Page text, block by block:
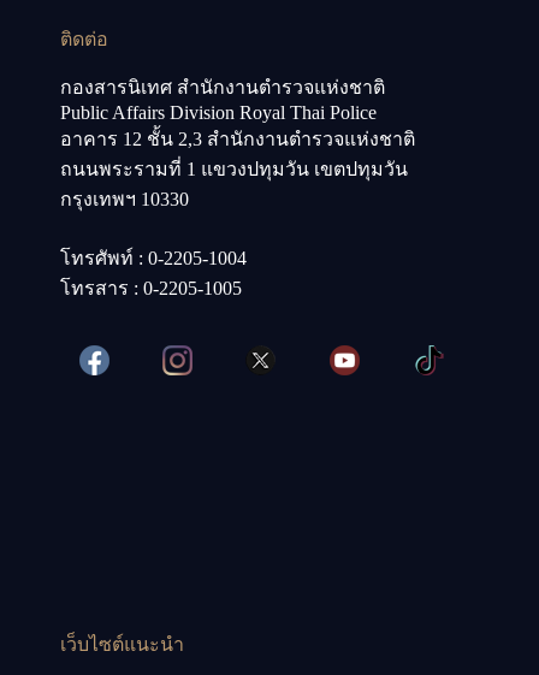
ติดต่อ
กองสารนิเทศ สำนักงานตำรวจแห่งชาติ
Public Affairs Division Royal Thai Police
อาคาร 12 ชั้น 2,3 สำนักงานตำรวจแห่งชาติ
ถนนพระรามที่ 1 แขวงปทุมวัน เขตปทุมวัน
กรุงเทพฯ 10330
โทรศัพท์ : 0-2205-1004
โทรสาร : 0-2205-1005
เว็บไซต์แนะนำ